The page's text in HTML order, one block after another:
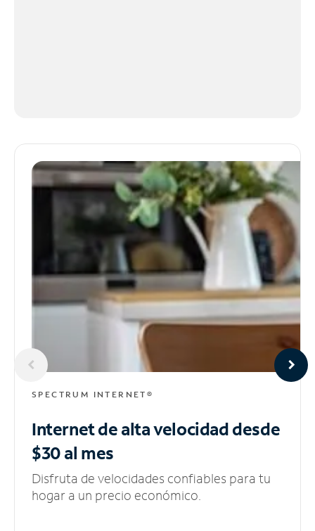
SPECTRUM INTERNET®
Internet de alta velocidaddesde
$30 al mes
Disfruta de velocidades confiables para tu
hogar a un precio económico.